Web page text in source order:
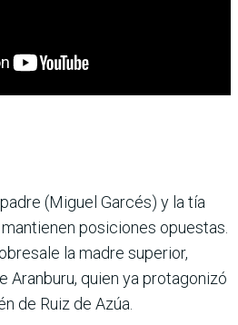
(Miguel Garcés) y la tía
posiciones opuestas.
la madre superior,
Aranburu, quien ya protagonizó
de Ruiz de Azúa.